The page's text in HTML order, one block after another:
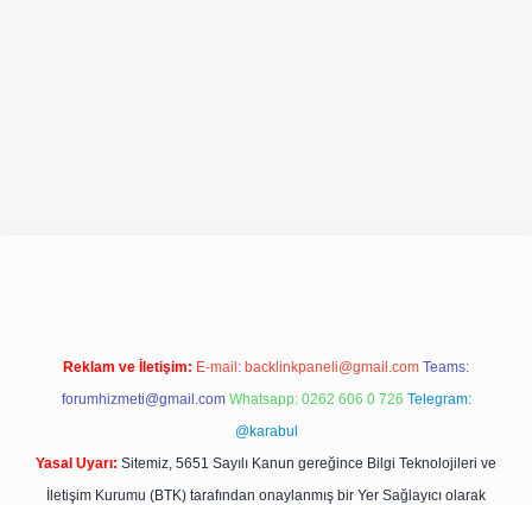
Reklam ve İletişim: E-mail: backlinkpaneli@gmail.com Teams:
forumhizmeti@gmail.com Whatsapp: 0262 606 0 726 Telegram:
@karabul
Yasal Uyarı: Sitemiz, 5651 Sayılı Kanun gereğince Bilgi Teknolojileri ve
İletişim Kurumu (BTK) tarafından onaylanmış bir Yer Sağlayıcı olarak